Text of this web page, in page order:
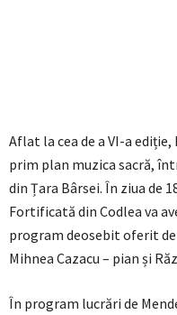
Aflat la cea de a VI-a
prim plan muzica sacră,
din Țara Bârsei. În ziua de
Fortificată din Codlea va
program deosebit oferit
Mihnea Cazacu – pian și
În program lucrări de